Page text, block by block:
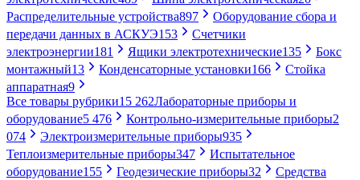
Распределительные устройства897
Оборудование сбора и
передачи данных в АСКУЭ153
Счетчики
электроэнергии181 Ящики электротехнические135
Бокс
монтажный13 Конденсаторные установки166
Стойка
аппаратная9
Все товары рубрики15 262Лабораторные приборы и
оборудование5 476 Контрольно-измерительные приборы2
074
Электроизмерительные приборы935
Теплоизмерительные приборы347
Испытательное
оборудование155 Геодезические приборы32
Средства